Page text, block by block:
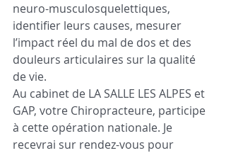
neuro-musculosquelettiques,
identifier leurs causes, mesurer
l’impact réel du mal de dos et des
douleurs articulaires sur la qualité
de vie.
Au cabinet de LA SALLE LES ALPES et
GAP, votre Chiropracteure, participe
à cette opération nationale. Je
recevrai sur rendez-vous pour